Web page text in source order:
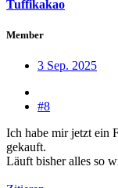
Tuffikakao
Member
3 Sep. 2025
#8
Ich habe mir jetzt ein
gekauft.
Läuft bisher alles so